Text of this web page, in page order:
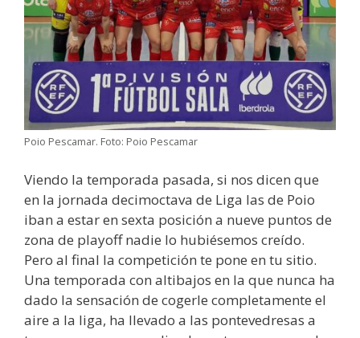
Poio Pescamar. Foto: Poio Pescamar
Viendo la temporada pasada, si nos dicen que
en la jornada decimoctava de Liga las de Poio
iban a estar en sexta posición a nueve puntos de
zona de playoff nadie lo hubiésemos creído.
Pero al final la competición te pone en tu sitio.
Una temporada con altibajos en la que nunca ha
dado la sensación de cogerle completamente el
aire a la liga, ha llevado a las pontevedresas a